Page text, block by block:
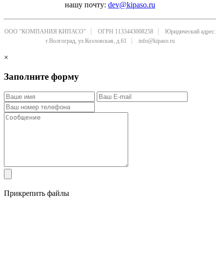
нашу почту: dev@kipaso.ru
ООО "КОМПАНИЯ КИПАСО" ОГРН 1133443008258
Юридический адрес:
г.Волгоград, ул.Козловская, д.61
info@kipaso.ru
×
Заполните форму
Прикрепить файлы